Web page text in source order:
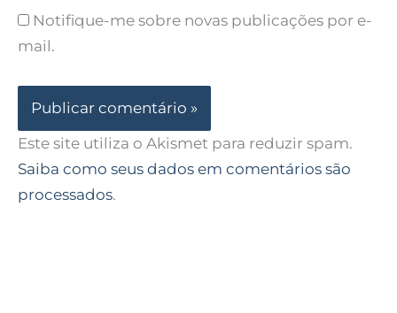
Notifique-me sobre novas publicações por e-
mail.
Este site utiliza o Akismet para reduzir spam.
Saiba como seus dados em comentários são
processados.